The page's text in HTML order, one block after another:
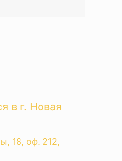
в г. Новая
18, оф. 212,